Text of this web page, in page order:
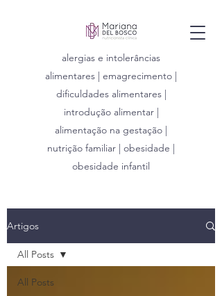
alergias e intolerâncias
alimentares | emagrecimento |
dificuldades alimentares |
introdução alimentar |
alimentação na gestação |
nutrição familiar | obesidade |
obesidade infantil
Artigos
All Posts
All Posts